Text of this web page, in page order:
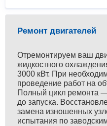
Ремонт двигателей
Отремонтируем ваш
жидкостного
3000 кВт. При
проведение работ на
Полный цикл ремонта —
до запуска.
замена изношенных
испытания по